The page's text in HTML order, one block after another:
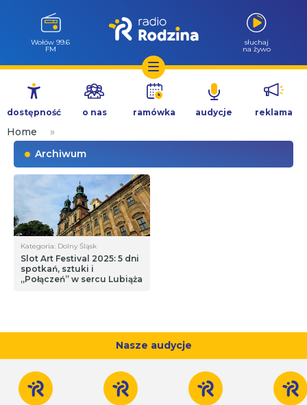
Przejdź
treści
Wołów 99.6
FM
słuchaj
na żywo
dostępność o nas ramówka audycje reklama
Home
»
Archiwum
Kategoria: Dolny Śląsk
Slot Art Festival 2025: 5 dni
spotkań, sztuki i
„Połączeń” w sercu Lubiąża
Nasze audycje